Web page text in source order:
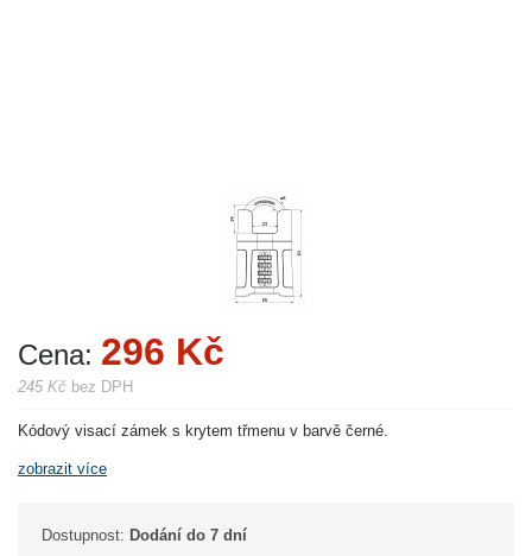
Cena: 296 Kč
245 Kč bez DPH
Kódový visací zámek s krytem třmenu v barvě černé.
zobrazit více
Dostupnost: Dodání do 7 dní